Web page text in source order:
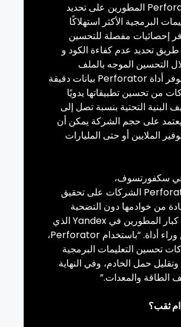
المطورين على تحديد
البرمجية الأكثر استهلاكًا
إحصائيات مفصلة للتحسين
تحديد عدم كفاءة الكود و
التحسين الموجه بالملف
أداة Perforator بيانات دقيقة
من تحسين تطبيقاتها يدويًا
البنية التحتية بنسبة تصل إلى
يعتمد على حجم الشركة يمكن أن
الملايين أو حتى المليارات
سكفورتسوف،
الشركات على تحقيق
من خوادمها دون التضحية
كبار المطورين في Yandex الذي
أداة. “باستخدام Perforator،
تحسين التعليمات البرمجية
وتقليل حمل الخادم، وفي النهاية
الطاقة والمعدات.”
ثقب؟